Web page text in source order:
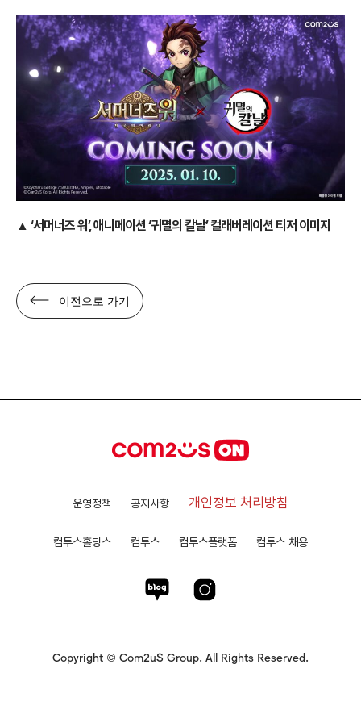
▲ ‘서머너즈 워’, 애니메이션 ‘귀멸의 칼날’ 컬래버레이션 티저 이미지
이전으로 가기
운영정책 공지사항 개인정보 처리방침
컴투스홀딩스 컴투스 컴투스플랫폼 컴투스 채용
Copyright © Com2uS Group. All Rights Reserved.